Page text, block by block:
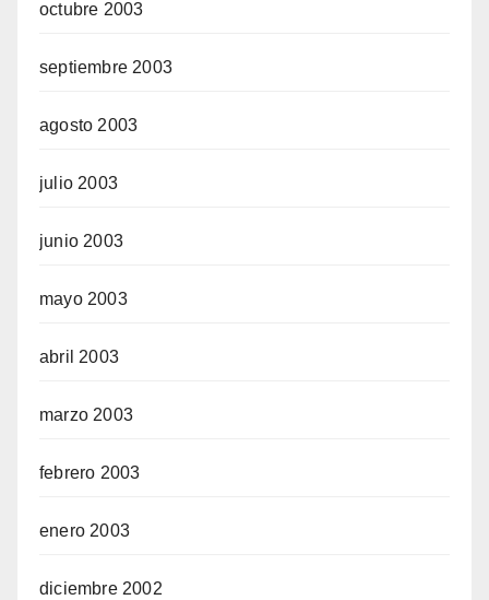
octubre 2003
septiembre 2003
agosto 2003
julio 2003
junio 2003
mayo 2003
abril 2003
marzo 2003
febrero 2003
enero 2003
diciembre 2002